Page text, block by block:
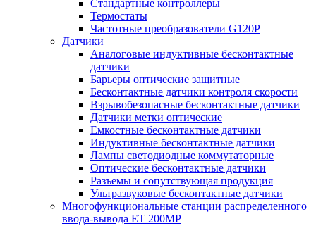
Стандартные контроллеры
Термостаты
Частотные преобразователи G120P
Датчики
Аналоговые индуктивные бесконтактные
датчики
Барьеры оптические защитные
Бесконтактные датчики контроля скорости
Взрывобезопасные бесконтактные датчики
Датчики метки оптические
Емкостные бесконтактные датчики
Индуктивные бесконтактные датчики
Лампы светодиодные коммутаторные
Оптические бесконтактные датчики
Разъемы и сопутствующая продукция
Ультразвуковые бесконтактные датчики
Многофункциональные станции распределенного
ввода-вывода ET 200MP